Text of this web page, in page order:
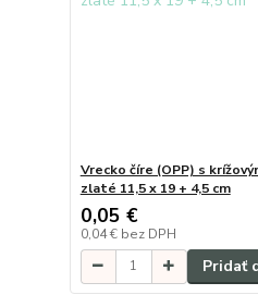
Vrecko číre (OPP) s
zlaté 11,5 x 19 + 4,5 cm
0,05 €
0,04 € bez DPH
Pridať